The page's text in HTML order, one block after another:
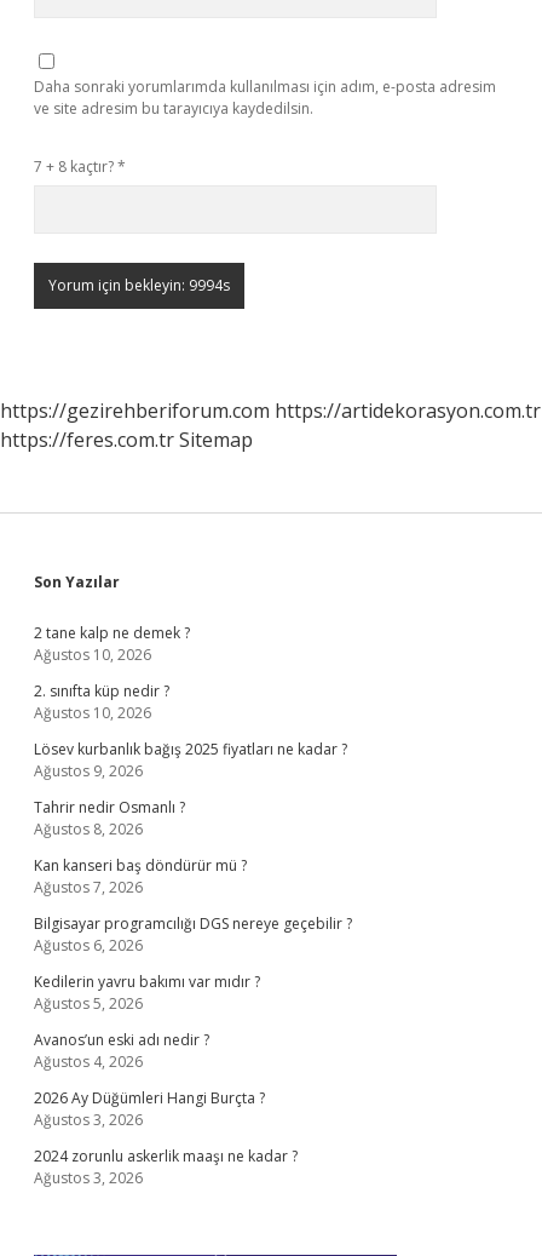
Daha sonraki yorumlarımda kullanılması için adım, e-posta adresim
ve site adresim bu tarayıcıya kaydedilsin.
7 + 8 kaçtır?*
https://gezirehberiforum.com https://artidekorasyon.com.tr
https://feres.com.trSitemap
Sidebar
Son Yazılar
2 tane kalp ne demek ?
Ağustos 10, 2026
2. sınıfta küp nedir ?
Ağustos 10, 2026
Lösev kurbanlık bağış 2025 fiyatları ne kadar ?
Ağustos 9, 2026
Tahrir nedir Osmanlı ?
Ağustos 8, 2026
Kan kanseri baş döndürür mü ?
Ağustos 7, 2026
Bilgisayar programcılığı DGS nereye geçebilir ?
Ağustos 6, 2026
Kedilerin yavru bakımı var mıdır ?
Ağustos 5, 2026
Avanos’un eski adı nedir ?
Ağustos 4, 2026
2026 Ay Düğümleri Hangi Burçta ?
Ağustos 3, 2026
2024 zorunlu askerlik maaşı ne kadar ?
Ağustos 3, 2026